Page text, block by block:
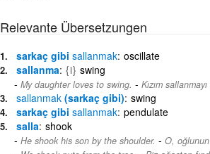
Relevante Übersetzungen
sarkaç gibi sallanmak oscillate
sallanma {i} swing
My daughter loves to swing. - Kızım
sallanmak(sarkaç gibi) swing
sarkaç gibi sallanmak pendulate
salla shook
He shook his son by the shoulder. - O,